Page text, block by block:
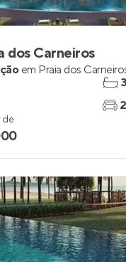
dos Carneiros
em Praia dos
3
2
de